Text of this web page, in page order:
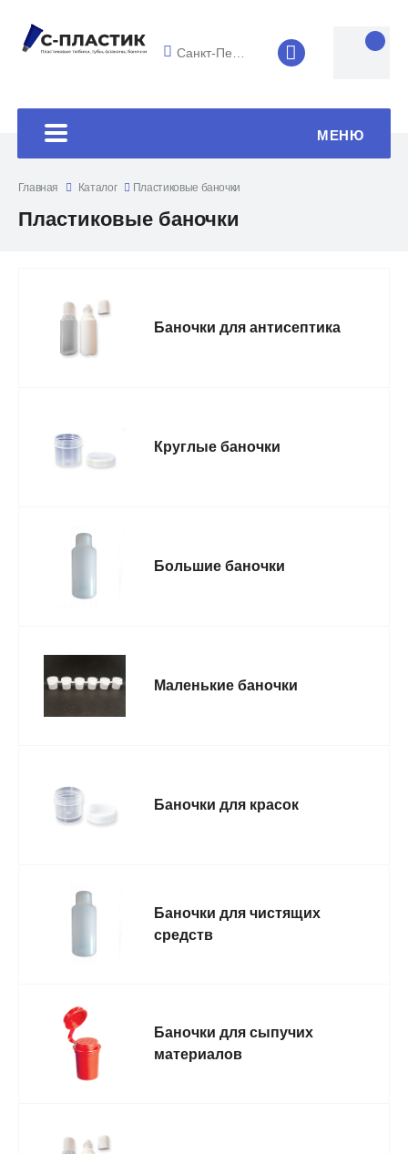
Санкт-Петербург 8 (4852) 33-
МЕНЮ
Главная Каталог Пластиковые баночки
Пластиковые баночки
Баночки для антисептика
Круглые баночки
Большие баночки
Маленькие баночки
Баночки для красок
Баночки для чистящих
средств
Баночки для сыпучих
материалов